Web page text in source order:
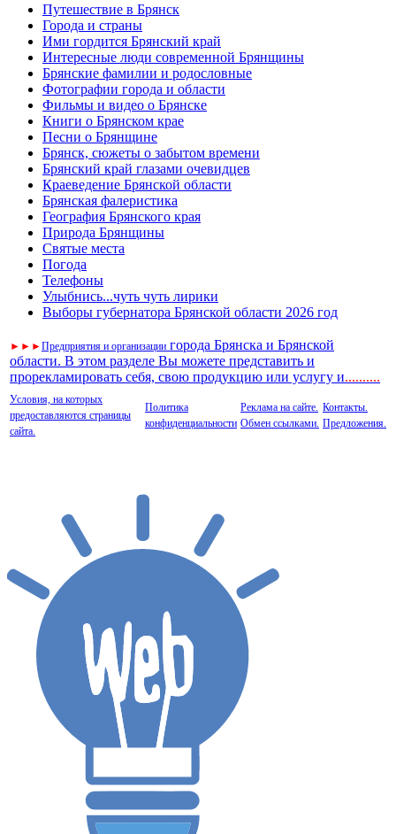
Путешествие в Брянск
Города и страны
Ими гордится Брянский край
Интересные люди современной Брянщины
Брянские фамилии и родословные
Фотографии города и области
Фильмы и видео о Брянске
Книги о Брянском крае
Песни о Брянщине
Брянск, сюжеты о забытом времени
Брянский край глазами очевидцев
Краеведение Брянской области
Брянская фалеристика
География Брянского края
Природа Брянщины
Святые места
Погода
Телефоны
Улыбнись...чуть чуть лирики
Выборы губернатора Брянской области 2026 год
► ► ►Предприятия и организации города Брянска и Брянской
области. В этом разделе Вы можете представить и
прорекламировать себя, свою продукцию или услугу и..........
Условия, на которых
предоставляются страницы
сайта.
Политика
конфиденциальности
Реклама на сайте.
Обмен ссылками.
Контакты.
Предложения.